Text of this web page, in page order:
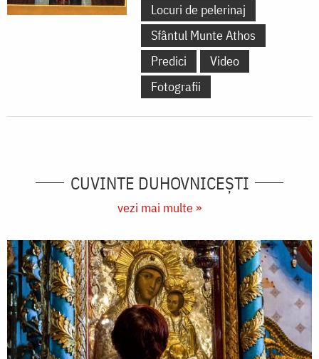
Locuri de pelerinaj
Sfântul Munte Athos
Predici
Video
Fotografii
CUVINTE DUHOVNICEȘTI
vezi mai multe »